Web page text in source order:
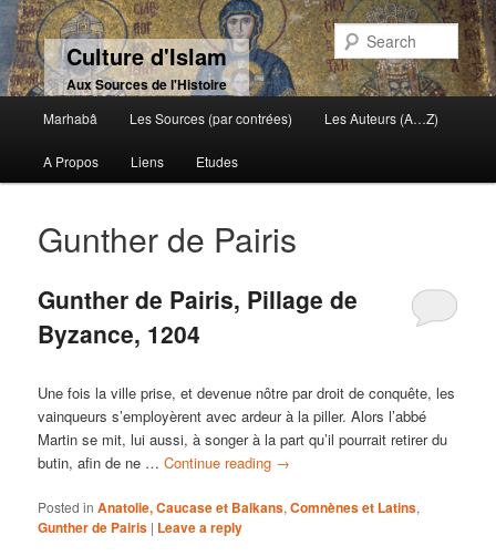
Culture d'Islam
Aux Sources de l'Histoire
Skip to primary content
Skip to secondary content
Marhabâ Les Sources (par contrées) Les Auteurs (A…Z)
A Propos Liens Etudes
Gunther de Pairis
Gunther de Pairis, Pillage de
Byzance, 1204
Une fois la ville prise, et devenue nôtre par droit de conquête, les
vainqueurs s’employèrent avec ardeur à la piller. Alors l’abbé
Martin se mit, lui aussi, à songer à la part qu’il pourrait retirer du
butin, afin de ne …Continue reading →
Posted in Anatolie, Caucase et Balkans,Comnènes et Latins,
Gunther de Pairis | Leave a reply